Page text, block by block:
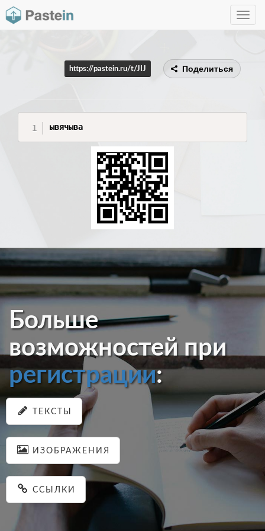
Toggle
https://pastein.ru/t/JIJ Поделиться
ывячыва
Больше
возможностей при
регистрации:
ТЕКСТЫ
ИЗОБРАЖЕНИЯ
ССЫЛКИ